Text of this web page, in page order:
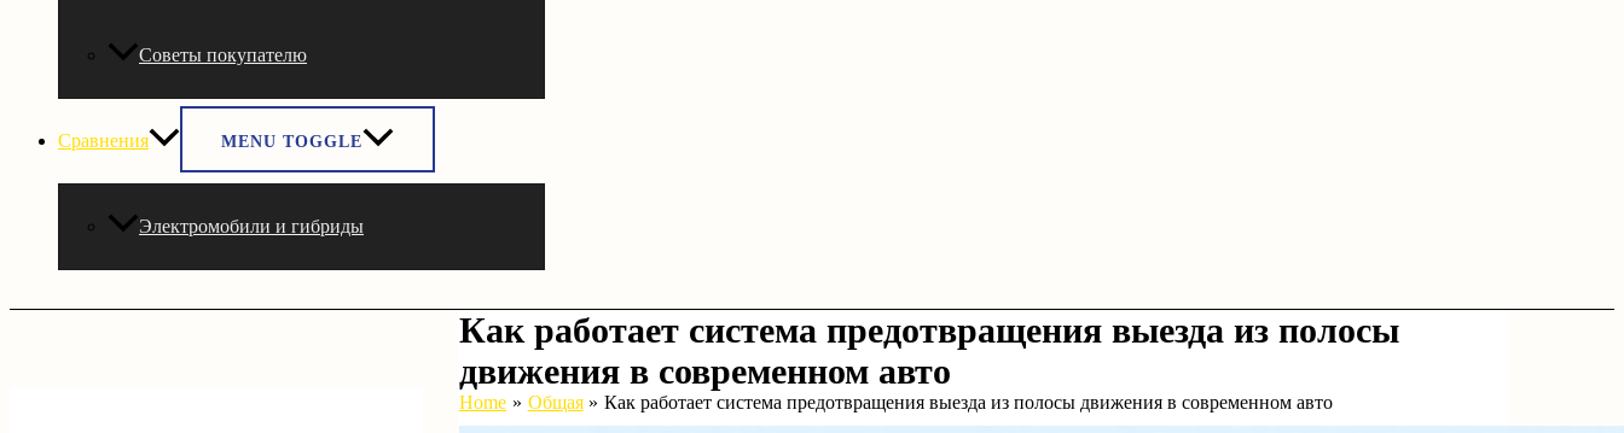
Советы покупателю
Сравнения MENU TOGGLE
Электромобили и гибриды
Как работает система предотвращения выезда из полосы
движения в современном авто
Home Общая Как работает система предотвращения выезда из полосы движения в современном авто